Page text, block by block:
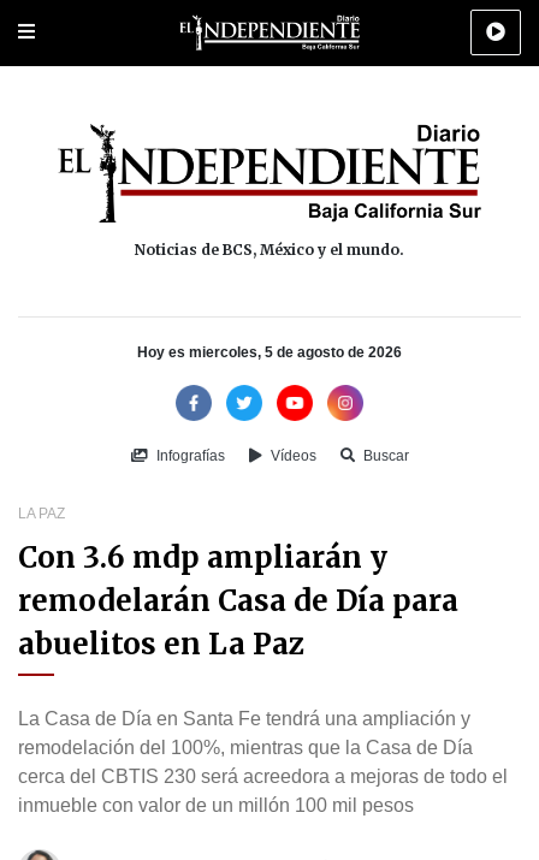
Portada Los Cabos Policiaca Deportes Cultura
Noticias de BCS, México y el mundo.
Hoy es miercoles, 5 de agosto de 2026
Infografías Vídeos Buscar
LA PAZ
Con 3.6 mdp ampliarán y
remodelarán Casa de Día para
abuelitos en La Paz
La Casa de Día en Santa Fe tendrá una ampliación y
remodelación del 100%, mientras que la Casa de Día
cerca del CBTIS 230 será acreedora a mejoras de todo el
inmueble con valor de un millón 100 mil pesos